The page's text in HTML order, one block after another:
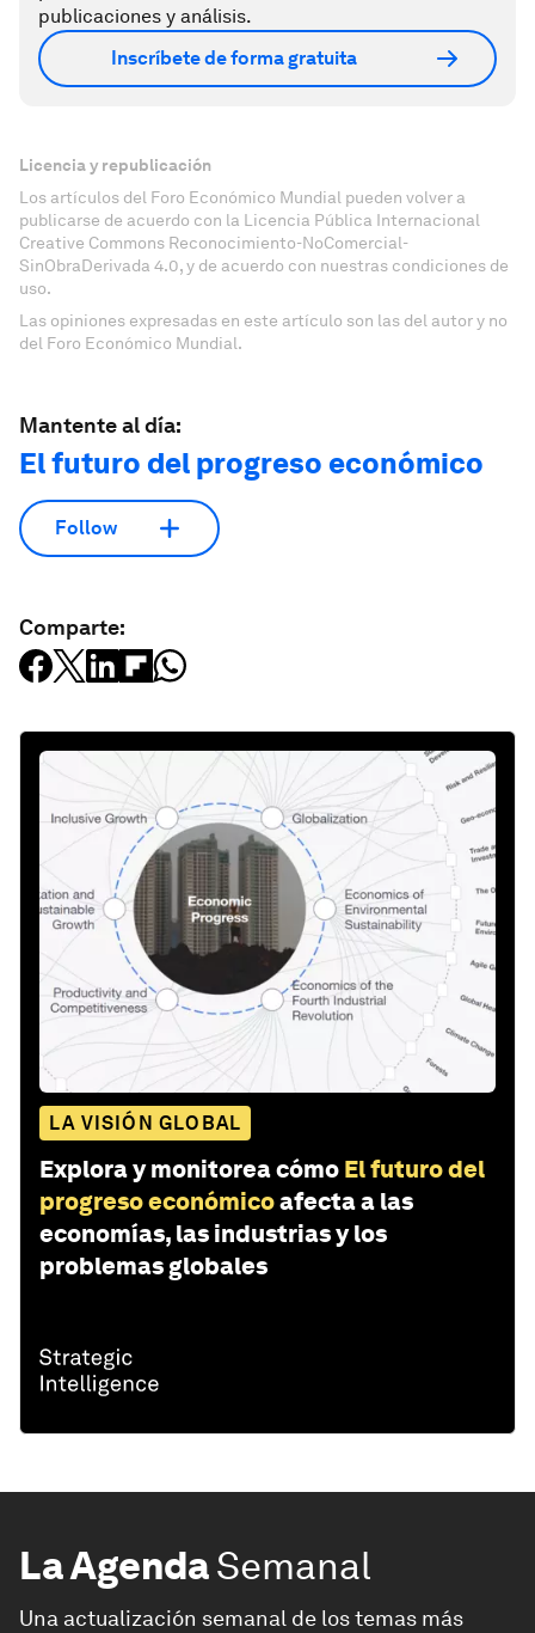
publicaciones y análisis.
Inscríbete de forma gratuita
Licencia y republicación
Los artículos del Foro Económico Mundial pueden volver a
publicarse de acuerdo con la Licencia Pública Internacional
Creative Commons Reconocimiento-NoComercial-
SinObraDerivada 4.0, y de acuerdo con nuestras condiciones de
uso.
Las opiniones expresadas en este artículo son las del autor y no
del Foro Económico Mundial.
Mantente al día:
El futuro del progreso económico
Follow
Comparte:
LA VISIÓN GLOBAL
Explora y monitorea cómo El futuro del
progreso económicoafecta a las
economías, las industrias y los
problemas globales
La AgendaSemanal
Una actualización semanal de los temas más